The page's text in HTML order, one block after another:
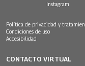
Instagram
Política de privacidad y
Condiciones de uso
Accesibilidad
CONTACTO VIRTUAL